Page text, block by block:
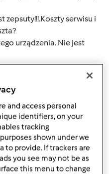
zepsuty!!!.Koszty serwisu i
urządzenia. Nie jest
sięaby dodawać
komentarze
Dołączył : 11.08.2016
and access personal
identifiers, on your
tracking
shown under we
to provide. If trackers are
you see may not be as
this menu to change